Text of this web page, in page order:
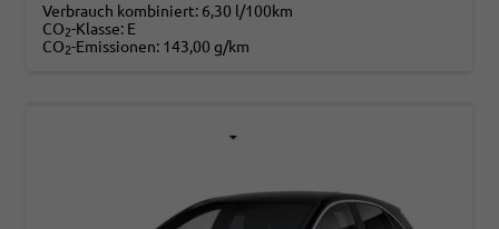
Verbrauch kombiniert: 6,30 l/100km
CO2-Klasse: E
CO2-Emissionen: 143,00 g/km